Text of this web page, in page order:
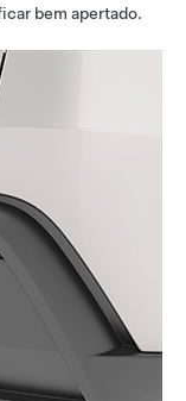
bem apertado.